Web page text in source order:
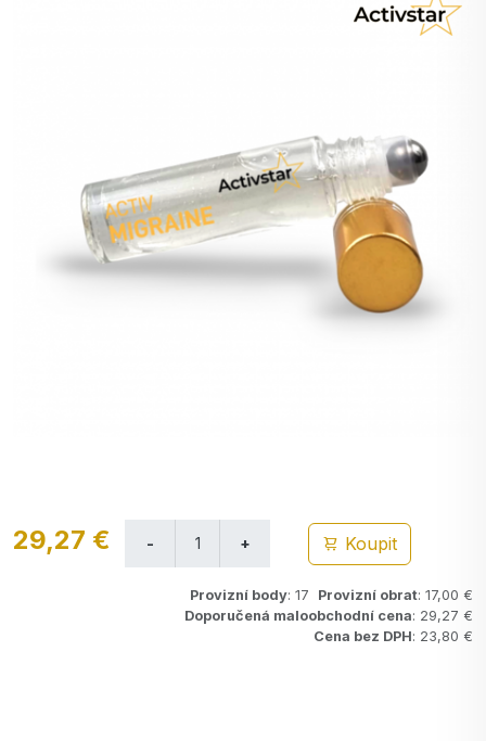
29,27 € Koupit
Provizní body: 17 Provizní obrat: 17,00 €
Doporučená maloobchodní cena: 29,27 €
Cena bez DPH: 23,80 €